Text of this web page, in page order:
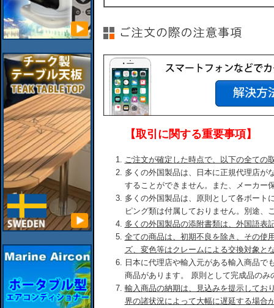
【取引に関する重要事項】
ご注文が確定した時点で、以下の全ての
多くの外国製品は、日本に正規代理店が
することができません。また、メーカー
多くの外国製品は、原則として各ボート
ピング類は付属しておりません。別途、
多くの外国製品の添附書類は、外国語表
全ての商品は、初期不良を除き、その使
ズ、変色等はクレームによる交換対象と
日本に代理店や輸入元がある輸入商品で
商品があります。 原則として完成品のみ
輸入商品の納期は、見込みを提示してお
界の諸状況によって大幅に遅延する場合